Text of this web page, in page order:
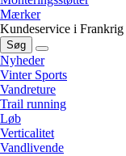
Mærker
Kundeservice i Frankrig
Søg
Nyheder
Vinter Sports
Vandreture
Trail running
Løb
Verticalitet
Vandlivende